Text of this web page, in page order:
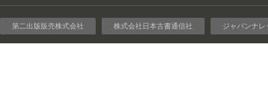
第二出版販売株式会社 株式会社日本古書通信社 ジャパンナレ